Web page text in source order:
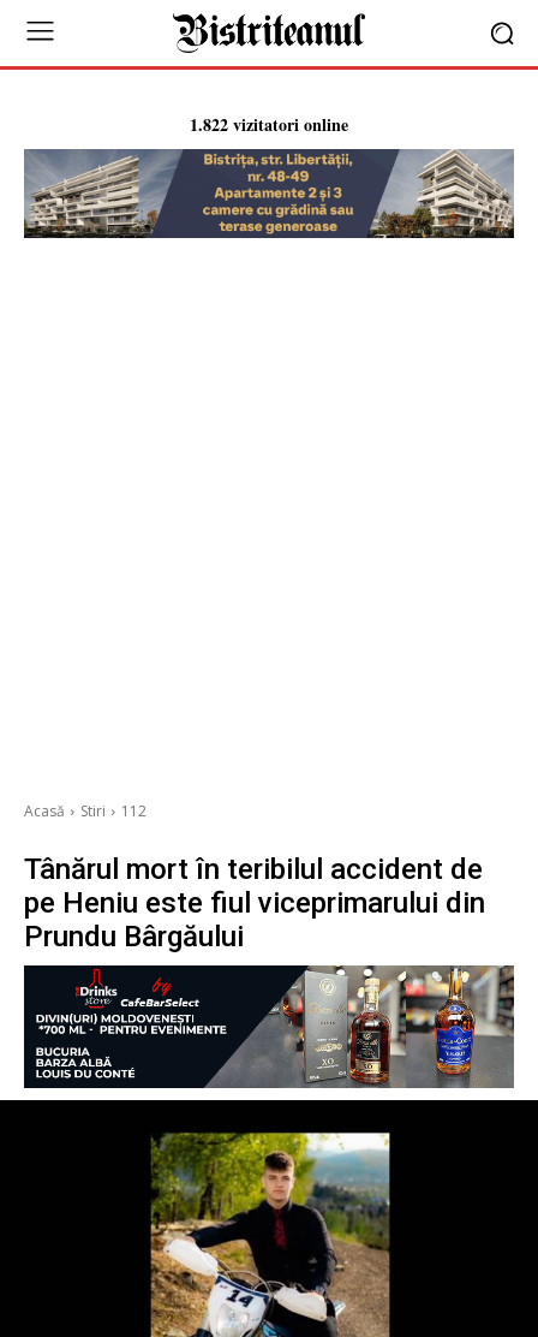
1.822 vizitatori online
Acasă Stiri 112
Tânărul mort în teribilul accident de
pe Heniu este fiul viceprimarului din
Prundu Bârgăului